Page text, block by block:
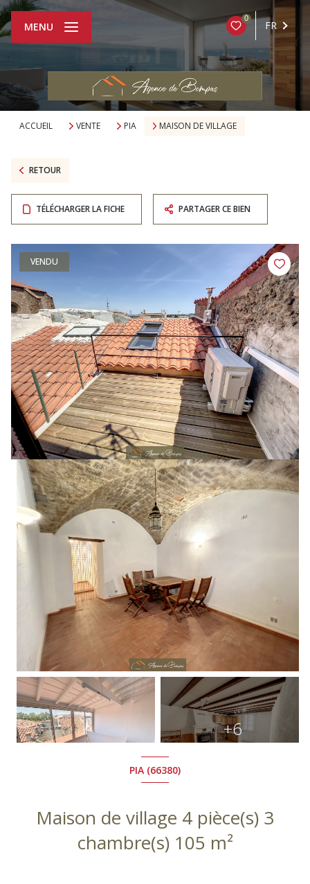
0
FR
MENU
ACCUEIL VENTE PIA MAISON DE VILLAGE
RETOUR
TÉLÉCHARGER LA FICHE PARTAGER CE BIEN
VENDU
+6
PIA (66380)
Maison de village 4 pièce(s) 3
chambre(s) 105 m²